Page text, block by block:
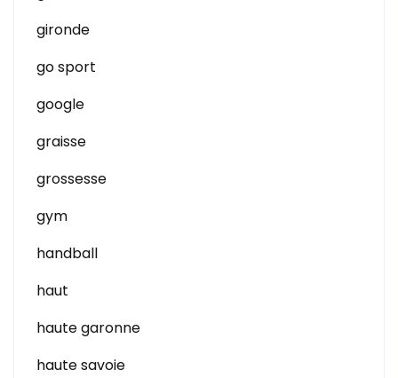
gironde
go sport
google
graisse
grossesse
gym
handball
haut
haute garonne
haute savoie